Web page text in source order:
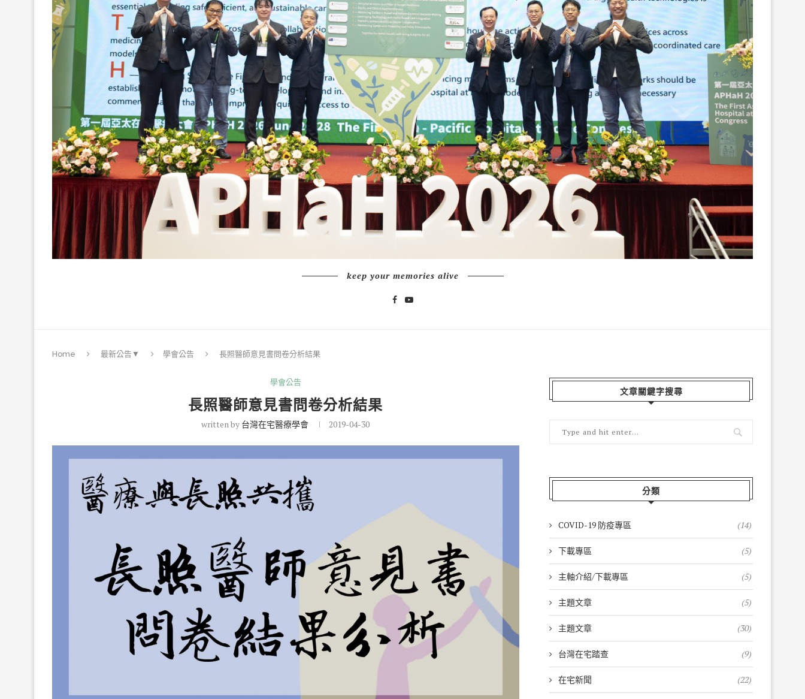
keep your memories alive
Home 最新公告▼ 學會公告 長照醫師意見書問卷分析結果
學會公告
長照醫師意見書問卷分析結果
written by 台灣在宅醫療學會 2019-04-30
文章關鍵字搜尋
分類
COVID-19 防疫專區 (14)
下載專區 (5)
主軸介紹/下載專區 (5)
主題文章 (5)
主題文章 (30)
台灣在宅踏查 (9)
在宅新聞 (22)